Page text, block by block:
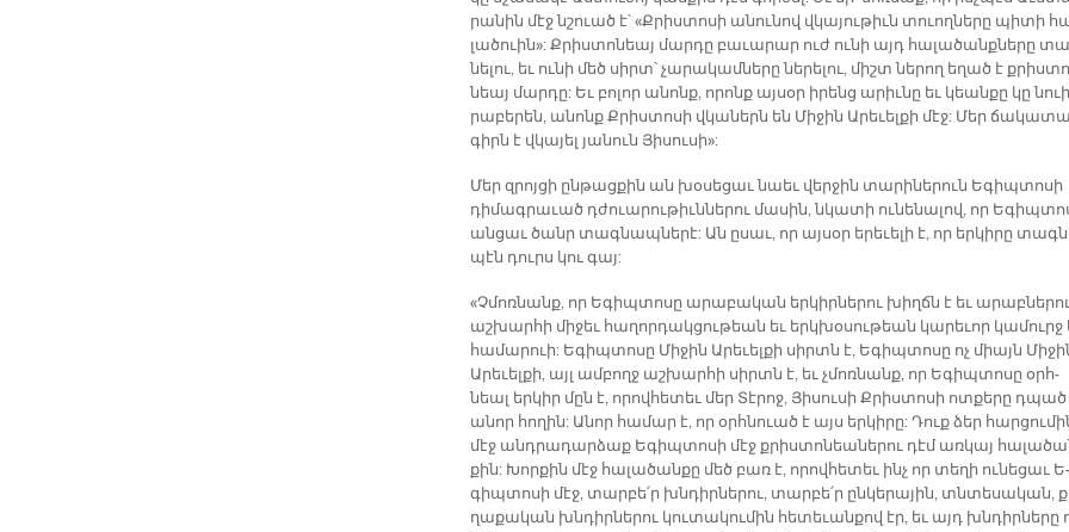
րա­նին մէջ նշուած է՝ «Քրիս­տո­սի ա­նու­նով վկա­յու­թիւն տուող­նե­րը պի­տի
լա­ծուի­ն»: Քրիս­տո­նեայ մար­դը բա­ւա­րար ուժ ու­նի այդ հա­լա­ծանք­նե­րը
նե­լու, եւ ու­նի մեծ սիրտ՝ չա­րա­կամ­նե­րը նե­րե­լու, միշտ նե­րող ե­ղած է
նեայ մար­դը: Եւ բո­լոր ա­նոնք, ո­րոնք այ­սօր ի­րենց ա­րիւ­նը եւ կեան­քը կը
րա­բե­րեն, ա­նոնք Քրիս­տո­սի վկա­ներն են Մի­ջին Ա­րե­ւել­քի մէջ: Մեր
գիրն է վկա­յել յա­նուն Յի­սու­սի»:
Մեր զրոյ­ցի ըն­թաց­քին ան խօ­սե­ցաւ նաեւ վեր­ջին տա­րի­նե­րուն Ե­գիպ­տո­սի
դի­մագ­րա­ւած դժուա­րու­թիւն­նե­րու մա­սին, նկա­տի ու­նե­նա­լով, որ
ան­ցաւ ծանր տագ­նապ­նե­րէ: Ան ը­սաւ, որ այ­սօր ե­րե­ւե­լի է, որ եր­կի­րը
պէն դուրս կու գայ:
«Չմոռ­նանք, որ Ե­գիպ­տո­սը ա­րաբական եր­կիր­նե­րու խիղճն է եւ
աշ­խար­հի միջեւ հա­ղոր­դակ­ցու­թեան եւ երկ­խօ­սու­թեան կա­րե­ւոր կա­մուրջ
հա­մա­րուի: Ե­գիպ­տո­սը Մի­ջին Ա­րեւ­ել­քի սիրտն է, Ե­գիպ­տո­սը ոչ միայն
Ա­րե­ւել­քի, այլ ամ­բողջ աշ­խար­հի սիրտն է, եւ չմոռ­նանք, որ Ե­գիպ­տո­սը օրհ­
նեալ եր­կիր մըն է, ո­րով­հե­տեւ մեր Տէ­րոջ, Յի­սու­սի Քրիս­տո­սի ոտ­քե­րը դպած
ա­նոր հո­ղին: Ա­նոր հա­մար է, որ օրհ­նուած է այս եր­կի­րը: Դուք ձեր
մէջ անդ­րա­դար­ձաք Ե­գիպ­տո­սի մէջ քրիս­տո­նեա­նե­րու դէմ առ­կայ
քին: Խոր­քին մէջ հա­լա­ծան­քը մեծ բառ է, ո­րով­հե­տեւ ինչ որ տե­ղի ու­նե­ցաւ Ե­
գիպ­տո­սի մէջ, տար­բե՛ր խնդիր­նե­րու, տար­բե՛ր ըն­կե­րա­յին, տնտե­սա­կան,
ղա­քա­կան խնդիր­նե­րու կու­տա­կու­մին հե­տե­ւան­քով էր, եւ այդ խնդիր­նե­րը